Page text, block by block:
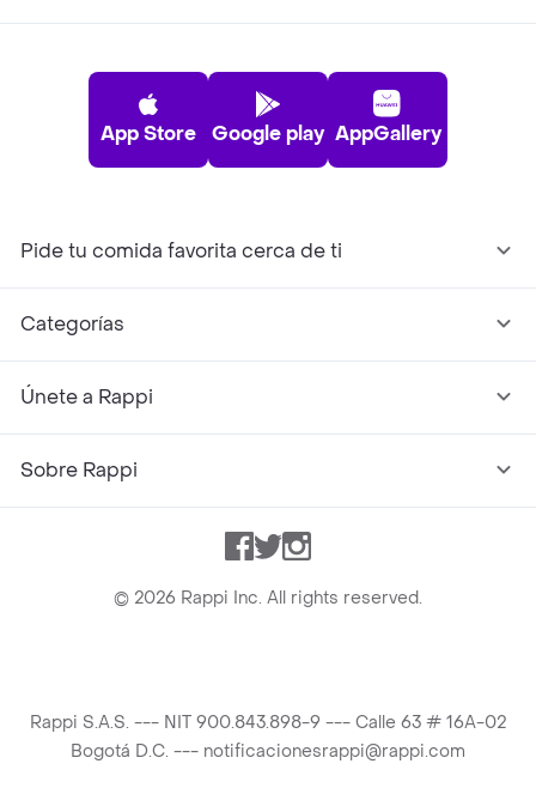
App Store Google play AppGallery
Pide tu comida favorita cerca de ti
Categorías
Únete a Rappi
Sobre Rappi
Facebook
TwitterInstagram
© 2026 Rappi Inc. All rights reserved.
Rappi S.A.S. --- NIT 900.843.898-9 --- Calle 63 # 16A-02
Bogotá D.C. --- notificacionesrappi@rappi.com